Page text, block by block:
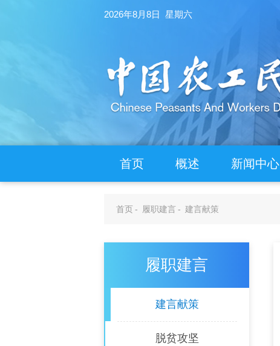
2026年8月8日 星期六
首页 概述 新闻中心
首页- 履职建言- 建言献策
履职建言
建言献策
脱贫攻坚